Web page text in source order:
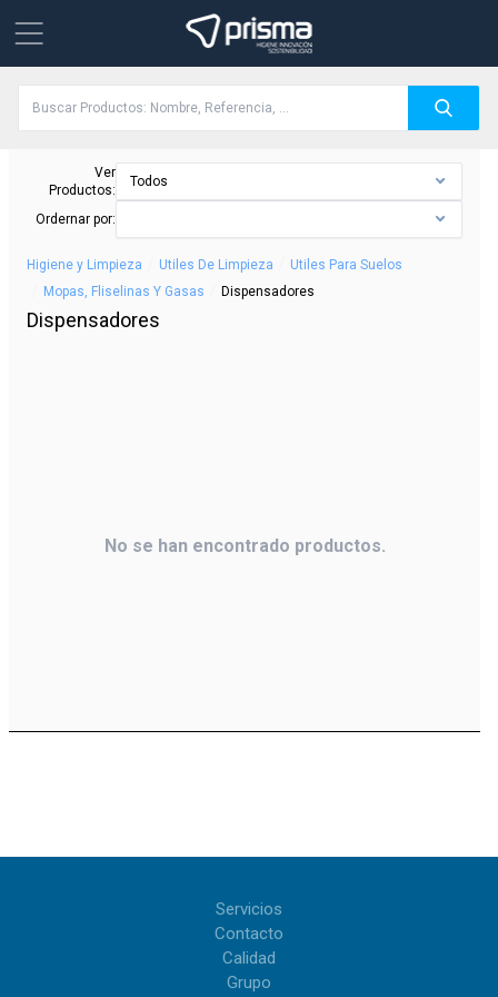
Ver
Productos:
Todos
Ordernar por:
Higiene y Limpieza Utiles De Limpieza Utiles Para Suelos
Mopas, Fliselinas Y Gasas Dispensadores
Dispensadores
No se han encontrado productos.
Servicios
Contacto
Calidad
Grupo